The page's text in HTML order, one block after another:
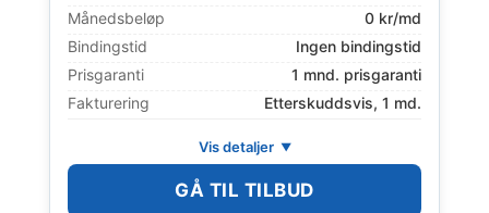
Månedsbeløp
0 kr/md
Bindingstid
Ingen bindingstid
Prisgaranti
1 mnd. prisgaranti
Fakturering
Etterskuddsvis, 1 md.
Vis detaljer
GÅ TIL TILBUD